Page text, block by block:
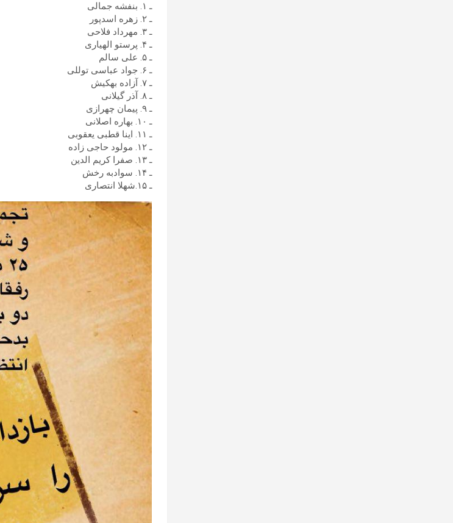
ـ ۱. بنفشه جمالی
ـ ۲. زهره اسدپور
ـ ۳. مهرداد فلاحی
ـ ۴. پرستو الهیاری
ـ ۵. علی سالم
ـ ۶. جواد عباسی توللی
ـ ۷. آزاده بهکیش
ـ ۸. آذر گیلانی
ـ ۹. پیمان چهرازی
ـ ۱۰. بهاره اصلانی
ـ ۱۱. اینا قطبی یعقوبی
ـ ۱۲. مولود حاجی زاده
ـ ۱۳‌. صفرا کریم الدین
ـ ۱۴. سوادبه رخش
ـ ۱۵.شهلا انتصاری